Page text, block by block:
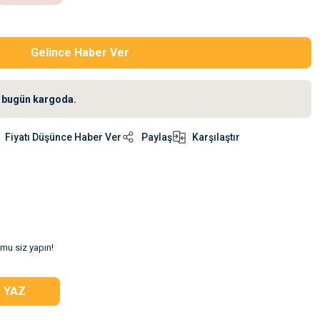
Gelince Haber Ver
kargoda.
Fiyatı Düşünce Haber Ver Paylaş Karşılaştır
siz yapın!
YAZ